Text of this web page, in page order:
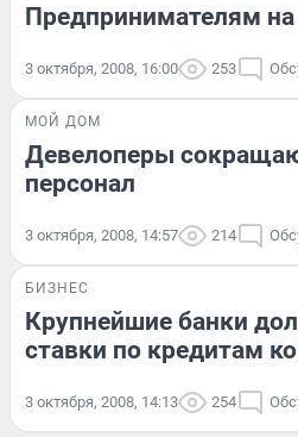
Предпринимателям
3 октября, 2008, 16:00 253
МОЙ ДОМ
Девелоперы
персонал
3 октября, 2008, 14:57 214
БИЗНЕС
Крупнейшие банки
ставки по кредитам
3 октября, 2008, 14:13 254